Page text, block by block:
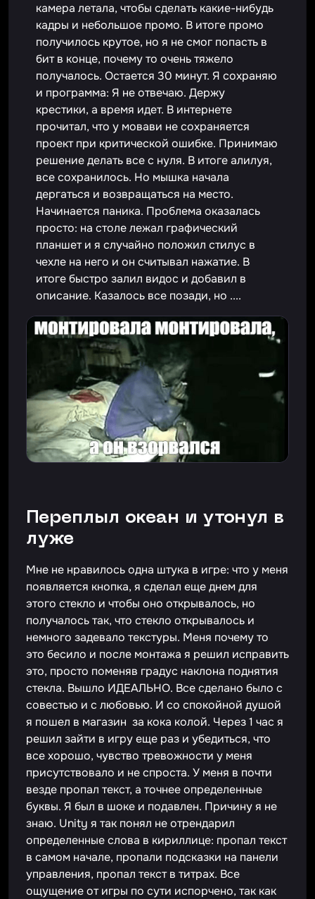
камера летала, чтобы сделать какие-нибудь
кадры и небольшое промо. В итоге промо
получилось крутое, но я не смог попасть в
бит в конце, почему то очень тяжело
получалось. Остается 30 минут. Я сохраняю
и программа: Я не отвечаю. Держу
крестики, а время идет. В интернете
прочитал, что у мовави не сохраняется
проект при критической ошибке. Принимаю
решение делать все с нуля. В итоге алилуя,
все сохранилось. Но мышка начала
дергаться и возвращаться на место.
Начинается паника. Проблема оказалась
просто: на столе лежал графический
планшет и я случайно положил стилус в
чехле на него и он считывал нажатие. В
итоге быстро залил видос и добавил в
описание. Казалось все позади, но ....
Переплыл океан и утонул в
луже
Мне не нравилось одна штука в игре: что у меня
появляется кнопка, я сделал еще днем для
этого стекло и чтобы оно открывалось, но
получалось так, что стекло открывалось и
немного задевало текстуры. Меня почему то
это бесило и после монтажа я решил исправить
это, просто поменяв градус наклона поднятия
стекла. Вышло ИДЕАЛЬНО. Все сделано было с
совестью и с любовью. И со спокойной душой
я пошел в магазин за кока колой. Через 1 час я
решил зайти в игру еще раз и убедиться, что
все хорошо, чувство тревожности у меня
присутствовало и не спроста. У меня в почти
везде пропал текст, а точнее определенные
буквы. Я был в шоке и подавлен. Причину я не
знаю. Unity я так понял не отрендарил
определенные слова в кириллице: пропал текст
в самом начале, пропали подсказки на панели
управления, пропал текст в титрах. Все
ощущение от игры по сути испорчено, так как